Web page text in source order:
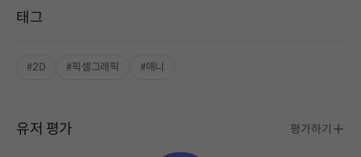
태그
#2D #픽셀그래픽 #애니
유저 평가 평가하기